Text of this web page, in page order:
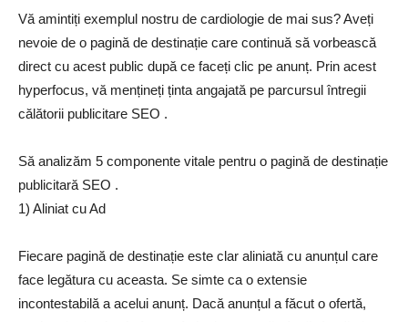
Vă amintiți exemplul nostru de cardiologie de mai sus? Aveți
nevoie de o pagină de destinație care continuă să vorbească
direct cu acest public după ce faceți clic pe anunț. Prin acest
hyperfocus, vă mențineți ținta angajată pe parcursul întregii
călătorii publicitare SEO .
Să analizăm 5 componente vitale pentru o pagină de destinație
publicitară SEO .
1) Aliniat cu Ad
Fiecare pagină de destinație este clar aliniată cu anunțul care
face legătura cu aceasta. Se simte ca o extensie
incontestabilă a acelui anunț. Dacă anunțul a făcut o ofertă,